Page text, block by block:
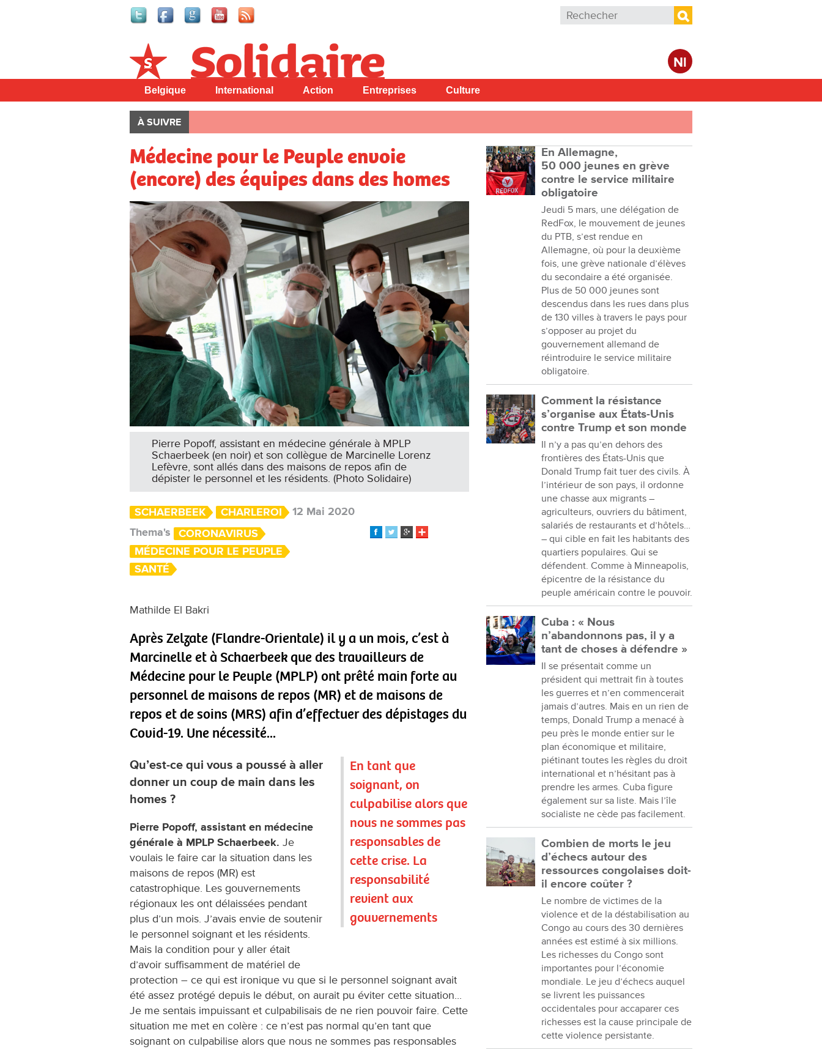
Formulaire de recherche
Rechercher
Nl
Solidaire
Belgique International Action Entreprises Culture
À SUIVRE
Médecine pour le Peuple envoie
(encore) des équipes dans des homes
Pierre Popoff, assistant en médecine générale à MPLP
Schaerbeek (en noir) et son collègue de Marcinelle Lorenz
Lefèvre, sont allés dans des maisons de repos afin de
dépister le personnel et les résidents. (Photo Solidaire)
SCHAERBEEK CHARLEROI
12 Mai 2020
Thema's
CORONAVIRUS
MÉDECINE POUR LE PEUPLE
SANTÉ
Mathilde El Bakri
Après Zelzate (Flandre-Orientale) il y a un mois, c’est à
Marcinelle et à Schaerbeek que des travailleurs de
Médecine pour le Peuple (MPLP) ont prêté main forte au
personnel de maisons de repos (MR) et de maisons de
repos et de soins (MRS) afin d’effectuer des dépistages du
Covid-19. Une nécessité...
En tant que
soignant, on
culpabilise alors que
nous ne sommes pas
responsables de
cette crise. La
responsabilité
revient aux
gouvernements
Qu’est-ce qui vous a poussé à aller
donner un coup de main dans les
homes ?
Pierre Popoff, assistant en médecine
générale à MPLP Schaerbeek. Je
voulais le faire car la situation dans les
maisons de repos (MR) est
catastrophique. Les gouvernements
régionaux les ont délaissées pendant
plus d’un mois. J’avais envie de soutenir
le personnel soignant et les résidents.
Mais la condition pour y aller était
d’avoir suffisamment de matériel de
protection – ce qui est ironique vu que si le personnel soignant avait
été assez protégé depuis le début, on aurait pu éviter cette situation...
Je me sentais impuissant et culpabilisais de ne rien pouvoir faire. Cette
situation me met en colère : ce n’est pas normal qu’en tant que
soignant on culpabilise alors que nous ne sommes pas responsables
En Allemagne,
50 000 jeunes en grève
contre le service militaire
obligatoire
Jeudi 5 mars, une délégation de
RedFox, le mouvement de jeunes
du PTB, s’est rendue en
Allemagne, où pour la deuxième
fois, une grève nationale d’élèves
du secondaire a été organisée.
Plus de 50 000 jeunes sont
descendus dans les rues dans plus
de 130 villes à travers le pays pour
s’opposer au projet du
gouvernement allemand de
réintroduire le service militaire
obligatoire.
Comment la résistance
s’organise aux États-Unis
contre Trump et son monde
Il n’y a pas qu’en dehors des
frontières des États-Unis que
Donald Trump fait tuer des civils. À
l’intérieur de son pays, il ordonne
une chasse aux migrants –
agriculteurs, ouvriers du bâtiment,
salariés de restaurants et d’hôtels…
– qui cible en fait les habitants des
quartiers populaires. Qui se
défendent. Comme à Minneapolis,
épicentre de la résistance du
peuple américain contre le pouvoir.
Cuba : « Nous
n’abandonnons pas, il y a
tant de choses à défendre »
Il se présentait comme un
président qui mettrait fin à toutes
les guerres et n’en commencerait
jamais d’autres. Mais en un rien de
temps, Donald Trump a menacé à
peu près le monde entier sur le
plan économique et militaire,
piétinant toutes les règles du droit
international et n’hésitant pas à
prendre les armes. Cuba figure
également sur sa liste. Mais l’île
socialiste ne cède pas facilement.
Combien de morts le jeu
d’échecs autour des
ressources congolaises doit-
il encore coûter ?
Le nombre de victimes de la
violence et de la déstabilisation au
Congo au cours des 30 dernières
années est estimé à six millions.
Les richesses du Congo sont
importantes pour l’économie
mondiale. Le jeu d’échecs auquel
se livrent les puissances
occidentales pour accaparer ces
richesses est la cause principale de
cette violence persistante.